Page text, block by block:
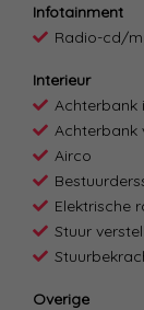
Infotainment
Radio-cd/
Interieur
Achterbank
Achterbank
Airco
Elektrische
Stuur
Overige